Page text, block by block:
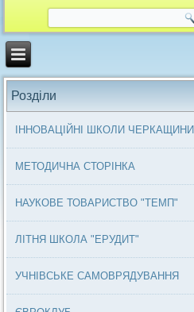
Розділи
ІННОВАЦІЙНІ ШКОЛИ ЧЕРКАЩИНИ
МЕТОДИЧНА СТОРІНКА
НАУКОВЕ ТОВАРИСТВО "ТЕМП"
ЛІТНЯ ШКОЛА "ЕРУДИТ"
УЧНІВСЬКЕ САМОВРЯДУВАННЯ